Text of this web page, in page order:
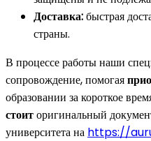
Доставка:быстрая
страны.
В процессе работы наши
сопровождение, помогая
образовании за короткое
стоиторигинальный
университета на https://